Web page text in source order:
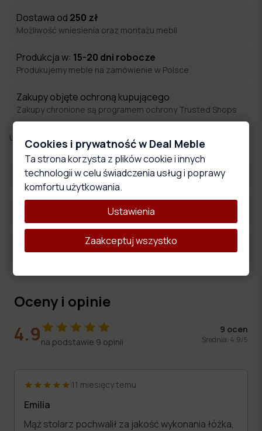
Dostawa od 250 zł
Możliwość wniesienia oraz montażu mebli
Produkcja w: 15-20 dni robocze
Produkujemy meble na zamówienie w Polsce
Zakupy objęte ochroną kupującego
Zakupy chronione są programem ochrony Trusted Shops
Udostępnij:
Materiały obiciowe
Oceny i opinie
4.9na podstawie 9 opinii
9 ocen
Średnia: 4.9/5
11 miesięcy temu
Emilia
Mąż stolarz pochwalił za jakość wykonania łóżka,
Cookies i prywatność w Deal Meble
Ta strona korzysta z plików cookie i innych
technologii w celu świadczenia usług i poprawy
komfortu użytkowania.
Ustawienia
Zaakceptuj wszystko